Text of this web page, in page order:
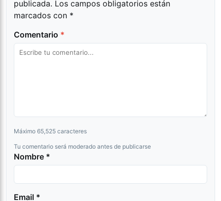
publicada. Los campos obligatorios están
marcados con *
Comentario *
Máximo 65,525 caracteres
Tu comentario será moderado antes de publicarse
Nombre *
Email *